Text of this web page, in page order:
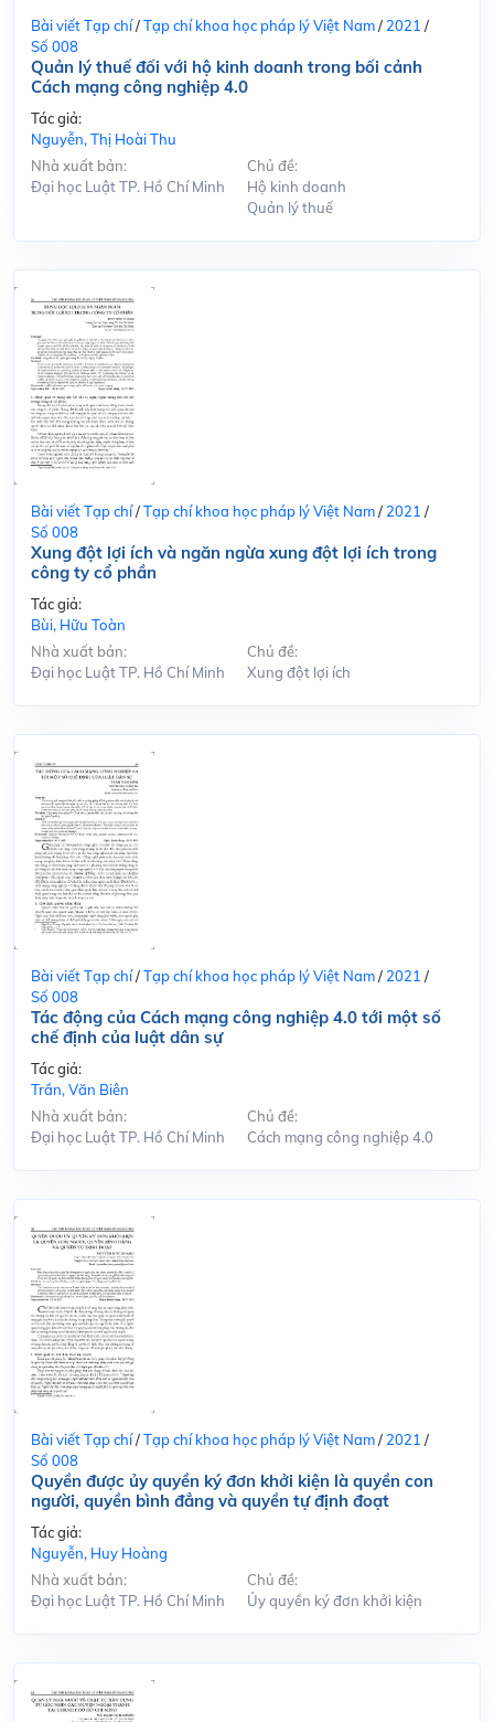
Bài viết Tạp chí/Tạp chí khoa học pháp lý Việt Nam/ 2021 /
Số 008
Quản lý thuế đối với hộ kinh doanh trong bối cảnh
Cách mạng công nghiệp 4.0
Tác giả:
Nguyễn, Thị Hoài Thu
Nhà xuất bản:
Đại học Luật TP. Hồ Chí Minh
Chủ đề:
Hộ kinh doanh
Quản lý thuế
Bài viết Tạp chí/Tạp chí khoa học pháp lý Việt Nam/ 2021 /
Số 008
Xung đột lợi ích và ngăn ngừa xung đột lợi ích trong
công ty cổ phần
Tác giả:
Bùi, Hữu Toàn
Nhà xuất bản:
Đại học Luật TP. Hồ Chí Minh
Chủ đề:
Xung đột lợi ích
Bài viết Tạp chí/Tạp chí khoa học pháp lý Việt Nam/ 2021 /
Số 008
Tác động của Cách mạng công nghiệp 4.0 tới một số
chế định của luật dân sự
Tác giả:
Trần, Văn Biên
Nhà xuất bản:
Đại học Luật TP. Hồ Chí Minh
Chủ đề:
Cách mạng công nghiệp 4.0
Bài viết Tạp chí/Tạp chí khoa học pháp lý Việt Nam/ 2021 /
Số 008
Quyền được ủy quyền ký đơn khởi kiện là quyền con
người, quyền bình đẳng và quyền tự định đoạt
Tác giả:
Nguyễn, Huy Hoàng
Nhà xuất bản:
Đại học Luật TP. Hồ Chí Minh
Chủ đề:
Ủy quyền ký đơn khởi kiện